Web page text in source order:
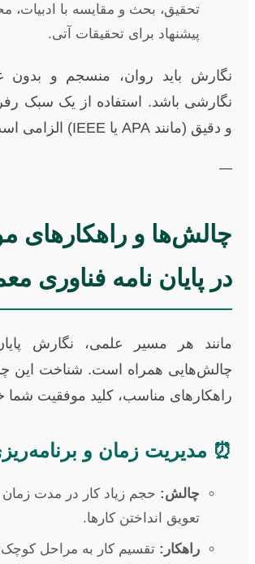
تحقیق، بحث و مقایسه با ادبیات،
پیشنهاد برای تحقیقات آتی.
نگارش باید روان، منسجم و بدون
نگارشی باشد. استفاده از یک سبک
و دقیق (مانند APA یا IEEE) الزامی است.
—
چالش‌ها و راهکارهای
در پایان نامه فناوری
مانند هر مسیر علمی، نگارش
چالش‌هایی همراه است. شناخت این
راهکارهای مناسب، کلید موفقیت شما
⏰ مدیریت زمان و
چالش: حجم زیاد کار در مدت زمان
تعویق انداختن کارها.
راهکار: تقسیم کار به مراحل